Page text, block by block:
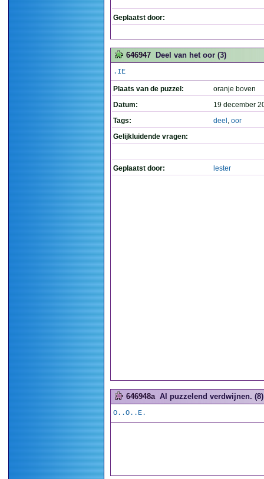
Geplaatst door:
646947 Deel van het oor (3)
.IE
Plaats van de puzzel:
oranje boven
Datum:
19 december
Tags:
deel , oor
Gelijkluidende vragen:
Geplaatst door: lester
646948a Al puzzelend verdwijnen. (8)
O..O..E.